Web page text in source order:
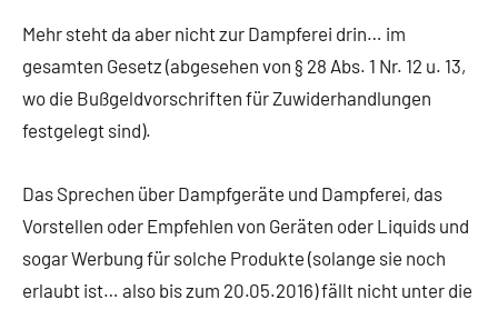
Mehr steht da aber nicht zur Dampferei drin… im
gesamten Gesetz (abgesehen von § 28 Abs. 1 Nr. 12 u. 13,
wo die Bußgeldvorschriften für Zuwiderhandlungen
festgelegt sind).
Das Sprechen über Dampfgeräte und Dampferei, das
Vorstellen oder Empfehlen von Geräten oder Liquids und
sogar Werbung für solche Produkte (solange sie noch
erlaubt ist… also bis zum 20.05.2016) fällt nicht unter die